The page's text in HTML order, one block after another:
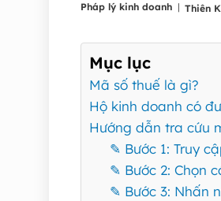
Pháp lý kinh doanh | Thiên
Mục lục
Mã số thuế là gì?
Hộ kinh doanh có
Hướng dẫn tra cứu
✎ Bước 1: Truy
✎ Bước 2: Chọn
✎ Bước 3: Nhấn